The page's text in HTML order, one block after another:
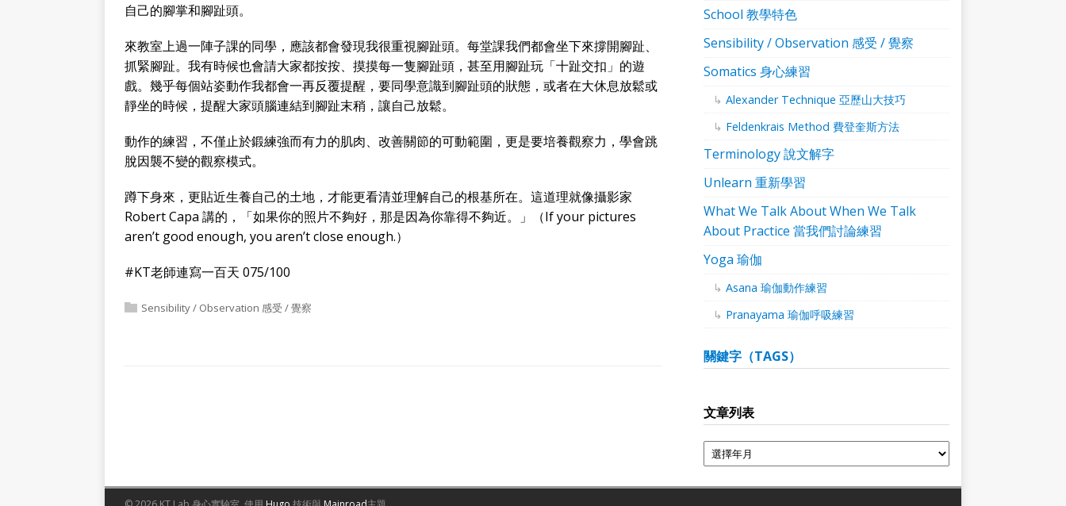
自己的腳掌和腳趾頭。
來教室上過一陣子課的同學，應該都會發現我很重視腳趾頭。每堂課我們都會坐下來撐開腳趾、
抓緊腳趾。我有時候也會請大家都按按、摸摸每一隻腳趾頭，甚至用腳趾玩「十趾交扣」的遊
戲。幾乎每個站姿動作我都會一再反覆提醒，要同學意識到腳趾頭的狀態，或者在大休息放鬆或
靜坐的時候，提醒大家頭腦連結到腳趾末稍，讓自己放鬆。
動作的練習，不僅止於鍛練強而有力的肌肉、改善關節的可動範圍，更是要培養觀察力，學會跳
脫因襲不變的觀察模式。
蹲下身來，更貼近生養自己的土地，才能更看清並理解自己的根基所在。這道理就像攝影家
Robert Capa 講的，「如果你的照片不夠好，那是因為你靠得不夠近。」（If your pictures
aren’t good enough, you aren’t close enough.）
#KT老師連寫一百天 075/100
Sensibility / Observation 感受 / 覺察
School 教學特色
Sensibility / Observation 感受 / 覺察
Somatics 身心練習
Alexander Technique 亞歷山大技巧
Feldenkrais Method 費登奎斯方法
Terminology 說文解字
Unlearn 重新學習
What We Talk About When We Talk
About Practice 當我們討論練習
Yoga 瑜伽
Asana 瑜伽動作練習
Pranayama 瑜伽呼吸練習
關鍵字（TAGS）
文章列表